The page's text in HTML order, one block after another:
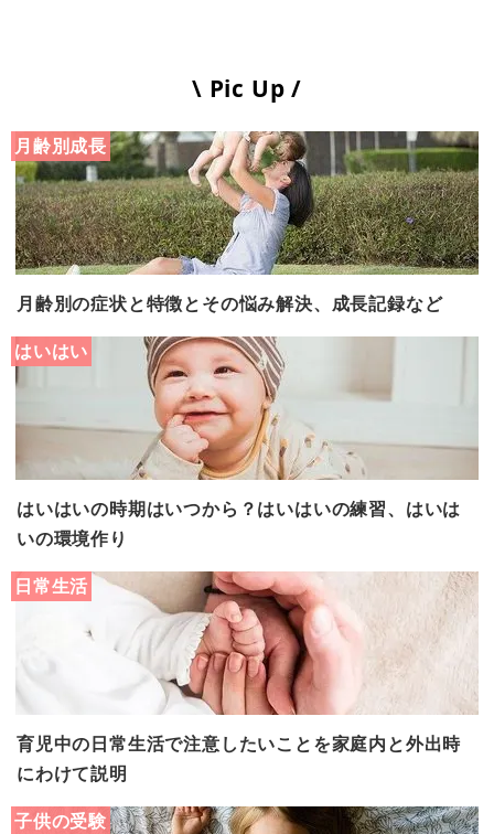
\ Pic Up /
月齢別成長
月齢別の症状と特徴とその悩み解決、成長記録など
はいはい
はいはいの時期はいつから？はいはいの練習、はいは
いの環境作り
日常生活
育児中の日常生活で注意したいことを家庭内と外出時
にわけて説明
子供の受験